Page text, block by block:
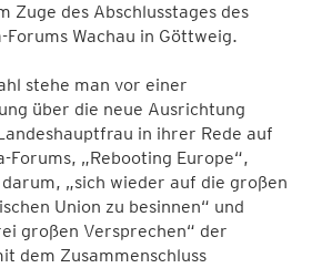
Zuge des Abschlusstages des
Wachau in Göttweig.
stehe man vor einer
über die neue Ausrichtung
in ihrer Rede auf
Forums, „Rebooting Europe“,
darum, „sich wieder auf die großen
Union zu besinnen“ und
großen Versprechen“ der
dem Zusammenschluss